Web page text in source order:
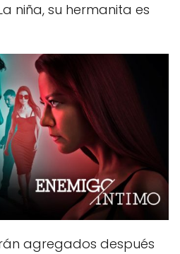
niña, su hermanita es
agregados después